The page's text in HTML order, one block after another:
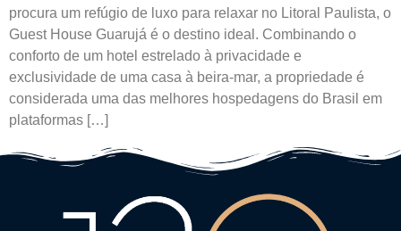
procura um refúgio de luxo para relaxar no Litoral Paulista, o
Guest House Guarujá é o destino ideal. Combinando o
conforto de um hotel estrelado à privacidade e
exclusividade de uma casa à beira-mar, a propriedade é
considerada uma das melhores hospedagens do Brasil em
plataformas […]